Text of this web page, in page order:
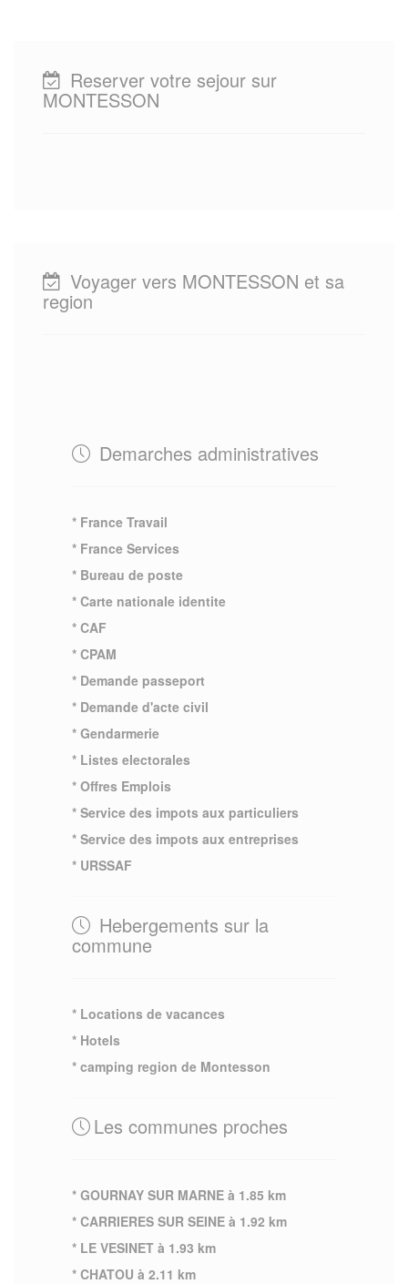
Reserver votre sejour sur
MONTESSON
Voyager vers MONTESSON et sa
region
Demarches administratives
* France Travail
* France Services
* Bureau de poste
* Carte nationale identite
* CAF
* CPAM
* Demande passeport
* Demande d'acte civil
* Gendarmerie
* Listes electorales
* Offres Emplois
* Service des impots aux particuliers
* Service des impots aux entreprises
* URSSAF
Hebergements sur la
commune
* Locations de vacances
* Hotels
* camping region de Montesson
Les communes proches
* GOURNAY SUR MARNE à 1.85 km
* CARRIERES SUR SEINE à 1.92 km
* LE VESINET à 1.93 km
* CHATOU à 2.11 km